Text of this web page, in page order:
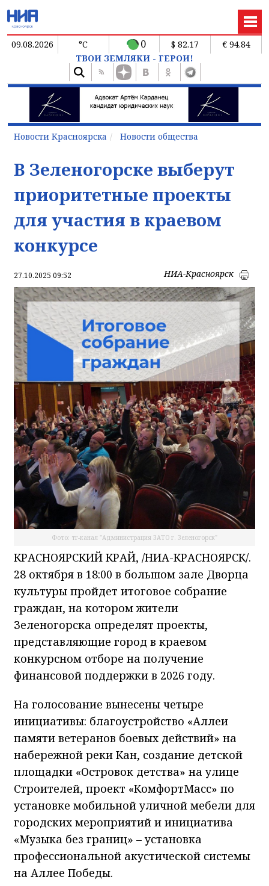
09.08.2026 °C 0 $ 82.17
€ 94.84
ТВОИ ЗЕМЛЯКИ - ГЕРОИ!
Новости Красноярска Новости общества
В Зеленогорске выберут
приоритетные проекты
для участия в краевом
конкурсе
27.10.2025 09:52 НИА-Красноярск
Фото: тг-канал "Администрация ЗАТО г. Зеленогорск"
КРАСНОЯРСКИЙ КРАЙ, /НИА-КРАСНОЯРСК/.
28 октября в 18:00 в большом зале Дворца
культуры пройдет итоговое собрание
граждан, на котором жители
Зеленогорска определят проекты,
представляющие город в краевом
конкурсном отборе на получение
финансовой поддержки в 2026 году.
На голосование вынесены четыре
инициативы: благоустройство «Аллеи
памяти ветеранов боевых действий» на
набережной реки Кан, создание детской
площадки «Островок детства» на улице
Строителей, проект «КомфортМасс» по
установке мобильной уличной мебели для
городских мероприятий и инициатива
«Музыка без границ» – установка
профессиональной акустической системы
на Аллее Победы.